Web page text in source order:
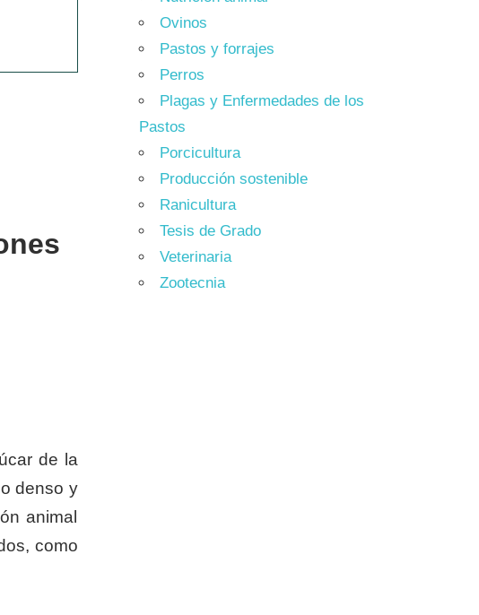
de la
denso y
animal
como
Ovinos
Pastos y forrajes
Perros
Plagas y Enfermedades de los
Pastos
Porcicultura
Producción sostenible
Ranicultura
Tesis de Grado
Veterinaria
Zootecnia